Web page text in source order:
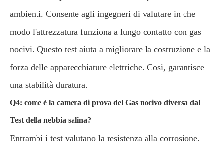
ambienti. Consente agli ingegneri di valutare in che
modo l'attrezzatura funziona a lungo contatto con gas
nocivi. Questo test aiuta a migliorare la costruzione e la
forza delle apparecchiature elettriche. Così, garantisce
una stabilità duratura.
Q4: come è la camera di prova del Gas nocivo diversa dal
Test della nebbia salina?
Entrambi i test valutano la resistenza alla corrosione.